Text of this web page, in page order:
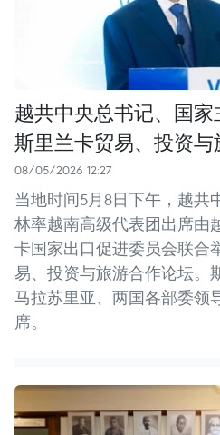
越共中央总书记、国
斯里兰卡贸易、投资
08/05/2026 12:27
当地时间5月8日下午，越共
林率越南高级代表团出席由
卡国家出口促进委员会联合
易、投资与旅游合作论坛。
马拉苏里亚、两国各部委领
席。